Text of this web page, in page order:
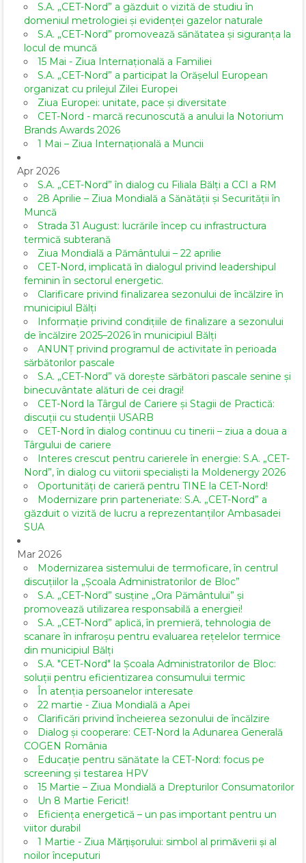
S.A. „CET-Nord” a găzduit o vizită de studiu în
domeniul metrologiei și evidenței gazelor naturale
S.A. „CET-Nord” promovează sănătatea și siguranța la
locul de muncă
15 Mai - Ziua Internațională a Familiei
S.A. „CET-Nord” a participat la Orășelul European
organizat cu prilejul Zilei Europei
Ziua Europei: unitate, pace și diversitate
CET-Nord - marcă recunoscută a anului la Notorium
Brands Awards 2026
1 Mai – Ziua Internațională a Muncii
Apr 2026
S.A. „CET-Nord” în dialog cu Filiala Bălți a CCI a RM
28 Aprilie – Ziua Mondială a Sănătății și Securității în
Muncă
Strada 31 August: lucrările încep cu infrastructura
termică subterană
Ziua Mondială a Pământului – 22 aprilie
CET-Nord, implicată în dialogul privind leadershipul
feminin în sectorul energetic.
Clarificare privind finalizarea sezonului de încălzire în
municipiul Bălți
Informație privind condițiile de finalizare a sezonului
de încălzire 2025–2026 în municipiul Bălți
ANUNȚ privind programul de activitate în perioada
sărbătorilor pascale
S.A. „CET-Nord” vă dorește sărbători pascale senine și
binecuvântate alături de cei dragi!
CET-Nord la Târgul de Cariere și Stagii de Practică:
discuții cu studenții USARB
CET-Nord în dialog continuu cu tinerii – ziua a doua a
Târgului de cariere
Interes crescut pentru carierele în energie: S.A. „CET-
Nord”, în dialog cu viitorii specialiști la Moldenergy 2026
Oportunități de carieră pentru TINE la CET-Nord!
Modernizare prin parteneriate: S.A. „CET-Nord” a
găzduit o vizită de lucru a reprezentanților Ambasadei
SUA
Mar 2026
Modernizarea sistemului de termoficare, în centrul
discuțiilor la „Școala Administratorilor de Bloc”
S.A. „CET-Nord” susține „Ora Pământului” și
promovează utilizarea responsabilă a energiei!
S.A. „CET-Nord” aplică, în premieră, tehnologia de
scanare în infraroșu pentru evaluarea rețelelor termice
din municipiul Bălți
S.A. "CET-Nord" la Școala Administratorilor de Bloc:
soluții pentru eficientizarea consumului termic
În atenția persoanelor interesate
22 martie - Ziua Mondială a Apei
Clarificări privind încheierea sezonului de încălzire
Dialog și cooperare: CET-Nord la Adunarea Generală
COGEN România
Educație pentru sănătate la CET-Nord: focus pe
screening și testarea HPV
15 Martie – Ziua Mondială a Drepturilor Consumatorilor
Un 8 Martie Fericit!
Eficiența energetică – un pas important pentru un
viitor durabil
1 Martie - Ziua Mărțișorului: simbol al primăverii și al
noilor începuturi